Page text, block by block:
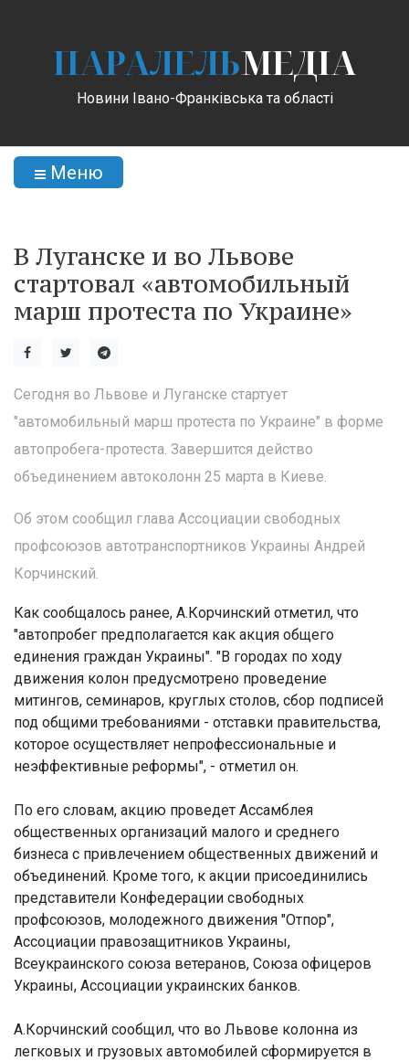
ПАРАЛЕЛЬМЕДІА
Новини Івано-Франківська та області
Меню
В Луганске и во Львове
стартовал «автомобильный
марш протеста по Украине»
Сегодня во Львове и Луганске стартует
"автомобильный марш протеста по Украине" в форме
автопробега-протеста. Завершится действо
объединением автоколонн 25 марта в Киеве.
Об этом сообщил глава Ассоциации свободных
профсоюзов автотранспортников Украины Андрей
Корчинский.
Как сообщалось ранее, А.Корчинский отметил, что
"автопробег предполагается как акция общего
единения граждан Украины". "В городах по ходу
движения колон предусмотрено проведение
митингов, семинаров, круглых столов, сбор подписей
под общими требованиями - отставки правительства,
которое осуществляет непрофессиональные и
неэффективные реформы", - отметил он.
По его словам, акцию проведет Ассамблея
общественных организаций малого и среднего
бизнеса с привлечением общественных движений и
объединений. Кроме того, к акции присоединились
представители Конфедерации свободных
профсоюзов, молодежного движения "Отпор",
Ассоциации правозащитников Украины,
Всеукраинского союза ветеранов, Союза офицеров
Украины, Ассоциации украинских банков.
А.Корчинский сообщил, что во Львове колонна из
легковых и грузовых автомобилей сформируется в